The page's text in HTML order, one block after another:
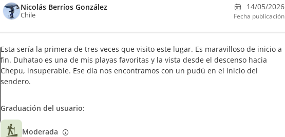
Nicolás Berríos González
Chile
14/05/2026
Fecha publicación
Esta sería la primera de tres veces que visito este lugar. Es maravilloso de inicio a
fin. Duhatao es una de mis playas favoritas y la vista desde el descenso hacia
Chepu, insuperable. Ese día nos encontramos con un pudú en el inicio del
sendero.
Graduación del usuario:
Moderada